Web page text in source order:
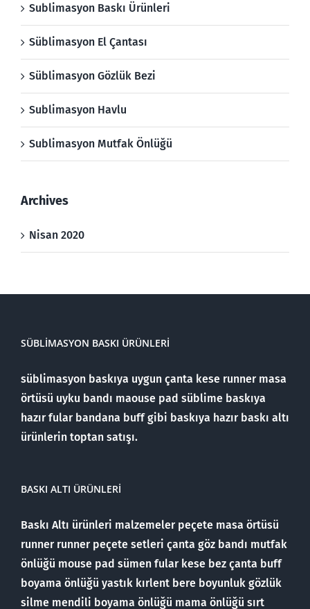
Sublimasyon Baskı Ürünleri
Süblimasyon El Çantası
Süblimasyon Gözlük Bezi
Sublimasyon Havlu
Sublimasyon Mutfak Önlüğü
Archives
Nisan 2020
SÜBLIMASYON BASKI ÜRÜNLERI
süblimasyon baskıya uygun çanta kese runner masa
örtüsü uyku bandı maouse pad süblime baskıya
hazır fular bandana buff gibi baskıya hazır baskı altı
ürünlerin toptan satışı.
BASKI ALTI ÜRÜNLERI
Baskı Altı ürünleri malzemeler peçete masa örtüsü
runner runner peçete setleri çanta göz bandı mutfak
önlüğü mouse pad sümen fular kese bez çanta buff
boyama önlüğü yastık kırlent bere boyunluk gözlük
silme mendili boyama önlüğü mama önlüğü sırt